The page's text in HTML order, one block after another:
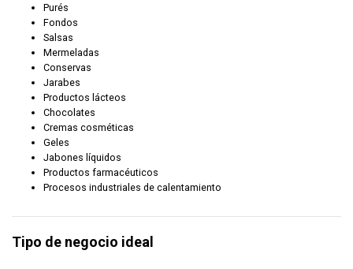
Purés
Fondos
Salsas
Mermeladas
Conservas
Jarabes
Productos lácteos
Chocolates
Cremas cosméticas
Geles
Jabones líquidos
Productos farmacéuticos
Procesos industriales de calentamiento
Tipo de negocio ideal